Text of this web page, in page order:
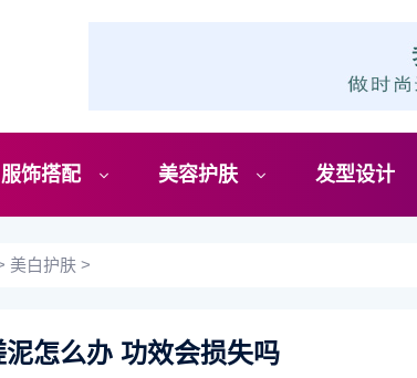
服饰搭配 美容护肤 发型设计
美白护肤 >
怎么办 功效会损失吗